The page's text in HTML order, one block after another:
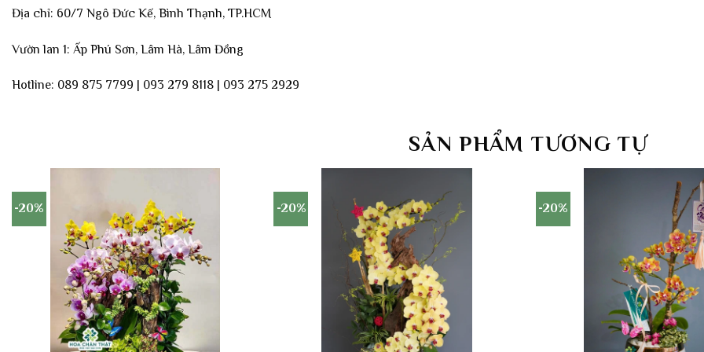
Địa chỉ: 60/7 Ngô Đức Kế, Bình Thạnh, TP.HCM
Vườn lan 1: Ấp Phú Sơn, Lâm Hà, Lâm Đồng
Hotline: 089 875 7799 | 093 279 8118 | 093 275 2929
SẢN PHẨM TƯƠNG TỰ
-20% -20% -20%